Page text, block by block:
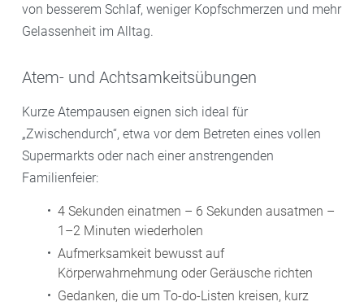
von besserem Schlaf, weniger Kopfschmerzen und mehr
Gelassenheit im Alltag.
Atem- und Achtsamkeitsübungen
Kurze Atempausen eignen sich ideal für
„Zwischendurch“, etwa vor dem Betreten eines vollen
Supermarkts oder nach einer anstrengenden
Familienfeier:
4 Sekunden einatmen – 6 Sekunden ausatmen –
1–2 Minuten wiederholen
Aufmerksamkeit bewusst auf
Körperwahrnehmung oder Geräusche richten
Gedanken, die um To-do-Listen kreisen, kurz